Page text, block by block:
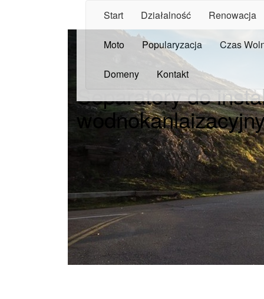
Start Działalność Renowacja
Moto Popularyzacja Czas
Domeny Kontakt
Separatory do